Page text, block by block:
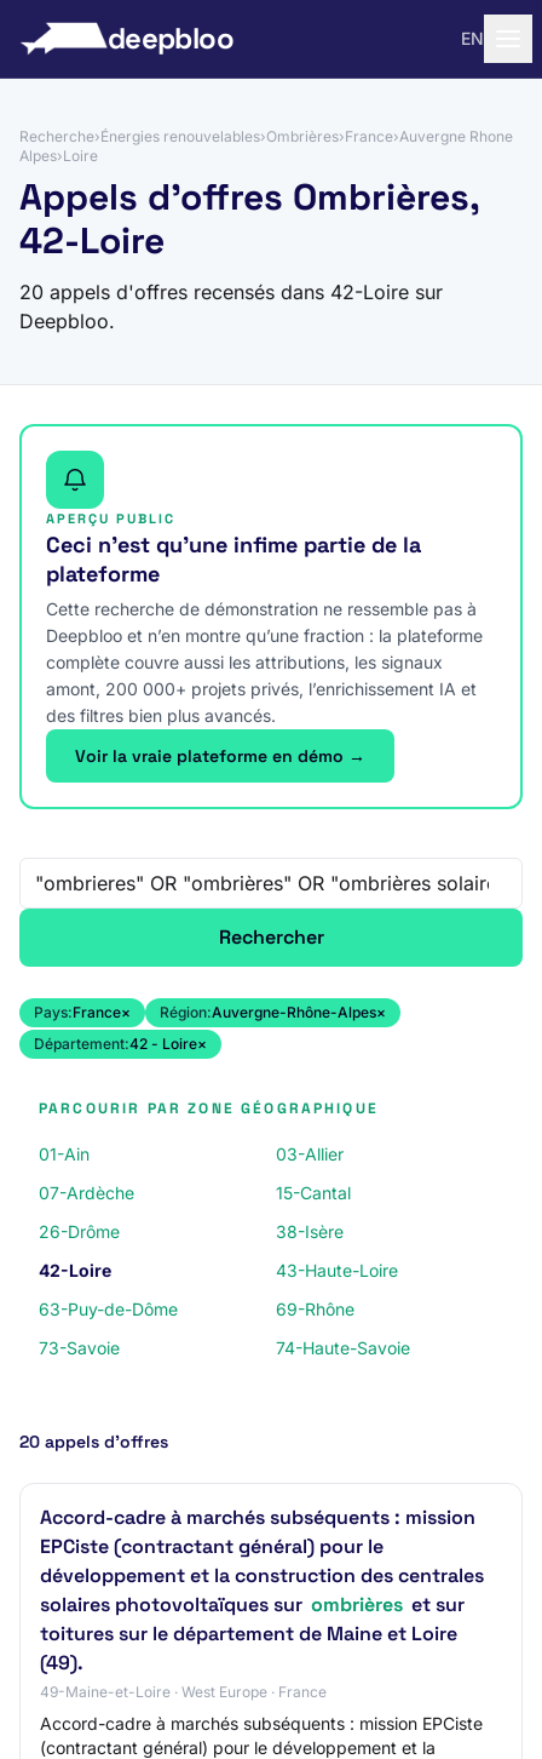
deepbloo EN
Recherche›Énergies renouvelables›Ombrières›France›Auvergne Rhone
Alpes›Loire
Appels d'offres Ombrières,
42-Loire
20 appels d'offres recensés dans 42-Loire sur
Deepbloo.
APERÇU PUBLIC
Ceci n’est qu’une infime partie de la
plateforme
Cette recherche de démonstration ne ressemble pas à
Deepbloo et n’en montre qu’une fraction : la plateforme
complète couvre aussi les attributions, les signaux
amont, 200 000+ projets privés, l’enrichissement IA et
des filtres bien plus avancés.
Voir la vraie plateforme en démo →
Recherche libre
Rechercher
Pays:France× Région:Auvergne-Rhône-Alpes×
Département:42 - Loire×
PARCOURIR PAR ZONE GÉOGRAPHIQUE
01-Ain
03-Allier
07-Ardèche
15-Cantal
26-Drôme
38-Isère
42-Loire
43-Haute-Loire
63-Puy-de-Dôme
69-Rhône
73-Savoie
74-Haute-Savoie
20 appels d’offres
Accord-cadre à marchés subséquents : mission
EPCiste (contractant général) pour le
développement et la construction des centrales
solaires photovoltaïques sur ombrières et sur
toitures sur le département de Maine et Loire
(49).
49-Maine-et-Loire · West Europe · France
Accord-cadre à marchés subséquents : mission EPCiste
(contractant général) pour le développement et la